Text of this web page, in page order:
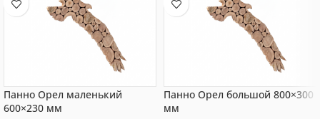
Панно Орел маленький
600×230 мм
Панно Орел большой 800×300
мм